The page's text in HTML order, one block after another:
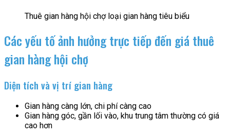
Thuê gian hàng hội chợ loại gian hàng tiêu biểu
Các yếu tố ảnh hưởng trực tiếp đến giá thuê
gian hàng hội chợ
Diện tích và vị trí gian hàng
Gian hàng càng lớn, chi phí càng cao
Gian hàng góc, gần lối vào, khu trung tâm thường có giá
cao hơn